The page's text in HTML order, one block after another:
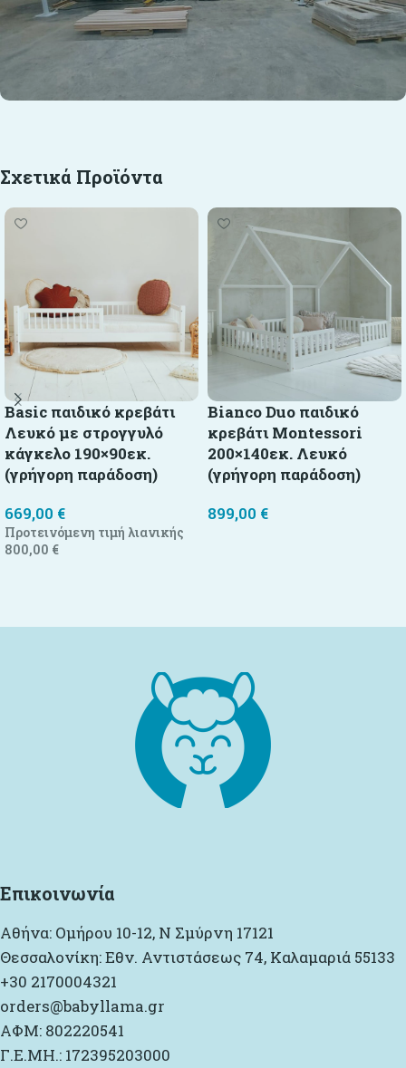
Σχετικά Προϊόντα
Basic παιδικό κρεβάτι
Λευκό με στρογγυλό
κάγκελο 190×90εκ.
(γρήγορη παράδοση)
669,00 €
Προτεινόμενη τιμή λιανικής
800,00 €
Bianco Duo παιδικό
κρεβάτι Montessori
200×140εκ. Λευκό
(γρήγορη παράδοση)
899,00 €
Επικοινωνία
Αθήνα: Ομήρου 10-12, Ν Σμύρνη 17121
Θεσσαλονίκη: Εθν. Αντιστάσεως 74, Καλαμαριά 55133
+30 2170004321
orders@babyllama.gr
ΑΦΜ: 802220541
Γ.Ε.ΜΗ.: 172395203000